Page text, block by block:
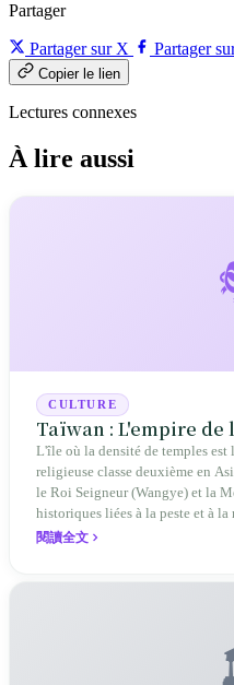
Partager
Partager sur X Partager
Copier le lien
Lectures connexes
À lire aussi
CULTURE
Taïwan : L'empire
L'île où la densité de temples
religieuse classe deuxième en
le Roi Seigneur (Wangye) et la
historiques liées à la peste et à la
par les immigrants militaires du
taïwanaise ne réside pas dans
閱讀全文